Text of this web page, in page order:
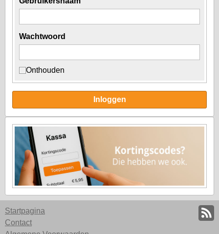
Wachtwoord
Onthouden
Inloggen
Startpagina
Contact